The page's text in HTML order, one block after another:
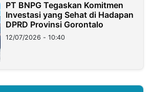
PT BNPG Tegaskan Komitmen
Investasi yang Sehat di Hadapan
DPRD Provinsi Gorontalo
12/07/2026 - 10:40